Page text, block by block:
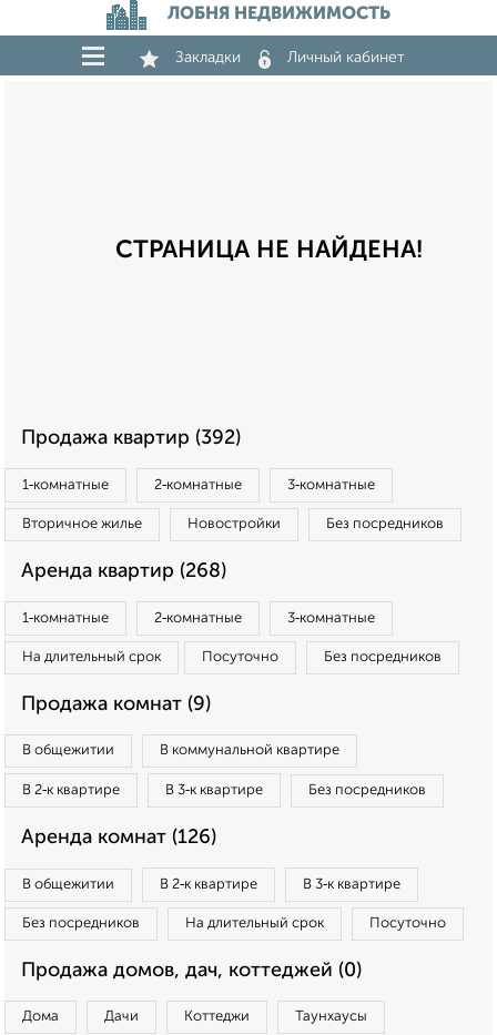
ЛОБНЯ НЕДВИЖИМОСТЬ
Закладки Личный кабинет
СТРАНИЦА НЕ НАЙДЕНА!
Продажа квартир (392)
1‑комнатные 2‑комнатные 3‑комнатные
Вторичное жилье Новостройки Без посредников
Аренда квартир (268)
1‑комнатные 2‑комнатные 3‑комнатные
На длительный срок Посуточно Без посредников
Продажа комнат (9)
В общежитии В коммунальной квартире
В 2‑к квартире В 3‑к квартире Без посредников
Аренда комнат (126)
В общежитии В 2‑к квартире В 3‑к квартире
Без посредников На длительный срок Посуточно
Продажа домов, дач, коттеджей (0)
Дома Дачи Коттеджи Таунхаусы